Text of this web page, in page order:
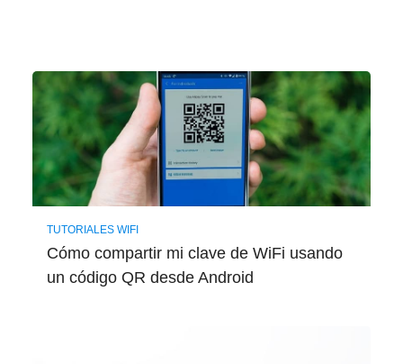
TUTORIALES WIFI
Cómo compartir mi clave de WiFi usando
un código QR desde Android